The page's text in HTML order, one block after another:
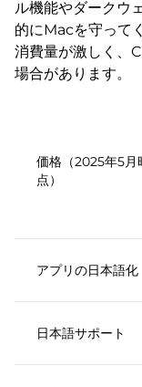
ル機能やダークウ
的にMacを守って
消費量が激しく、
場合があります。
価格（2025年5月
点）
アプリの日本語化
日本語サポート